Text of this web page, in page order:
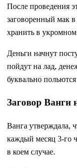
После проведения
заговоренный мак в
хранить в
Деньги начнут
пойдут на лад,
буквально
Заговор Ванги
Ванга утверждала,
каждый месяц 3-го
в коем случае.